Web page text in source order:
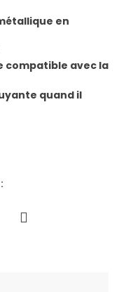
en
compatible avec la
quand il